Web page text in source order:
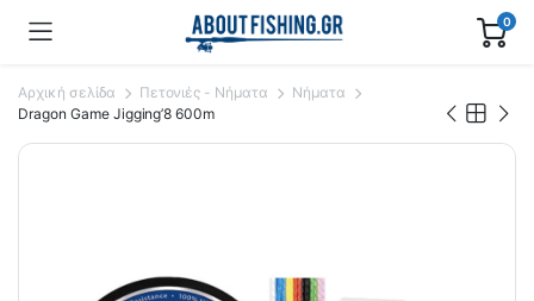
0
Αρχική σελίδα Πετονιές - Νήματα
Νήματα
Dragon Game Jigging’8 600m